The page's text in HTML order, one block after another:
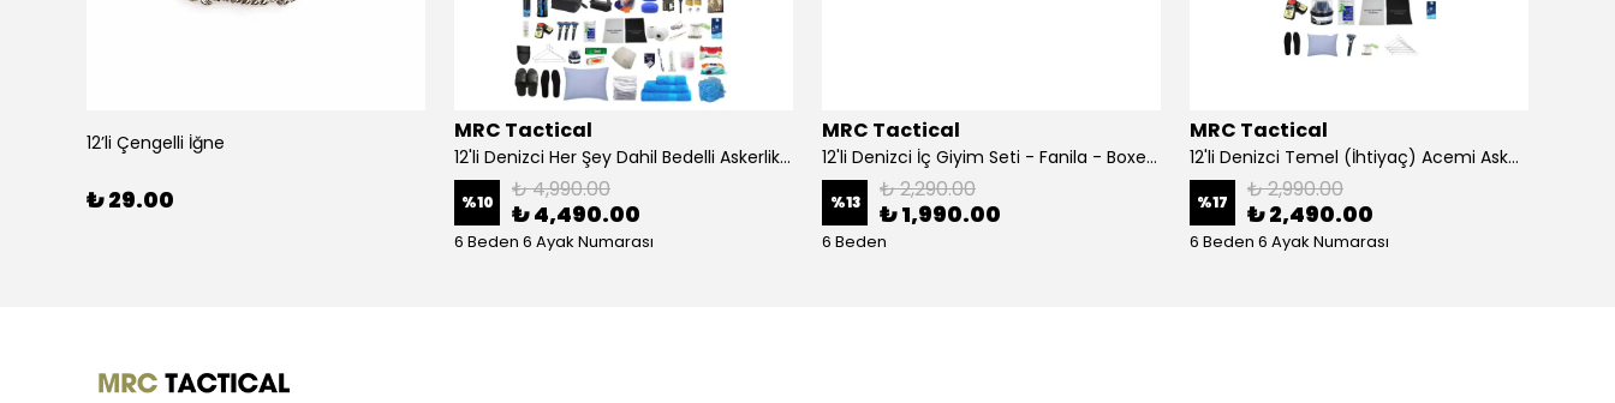
12’li Çengelli İğne
₺ 29.00
MRC Tactical
12'li Denizci Her Şey Dahil Bedelli Askerlik Seti
%10 ₺ 4,990.00
₺ 4,490.00
6 Beden 6 Ayak Numarası
MRC Tactical
12'li Denizci İç Giyim Seti - Fanila - Boxer - Çorap - Acemi Ve Bedelli Malzemesi
%13 ₺ 2,290.00
₺ 1,990.00
6 Beden
MRC Tactical
12'li Denizci Temel (İhtiyaç) Acemi Asker Seti Bedelli Askerlik Malzemeleri
%17 ₺ 2,990.00
₺ 2,490.00
6 Beden 6 Ayak Numarası